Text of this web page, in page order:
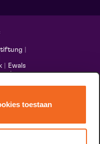
toestaan
Ewals
|